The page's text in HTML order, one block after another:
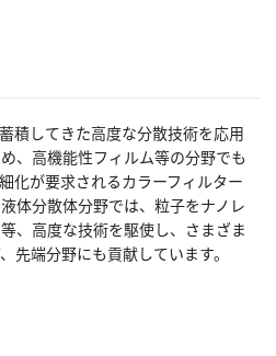
積してきた高度な分散技術を応用
、高機能性フィルム等の分野でも
化が要求されるカラーフィルター
体分散体分野では、粒子をナノレ
、高度な技術を駆使し、さまざま
先端分野にも貢献しています。